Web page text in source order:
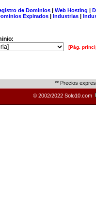
de Dominios| Web Hosting |
Expirados | Industrias |
[Pág.
** Precios
© 2002/2022 Solo10.com